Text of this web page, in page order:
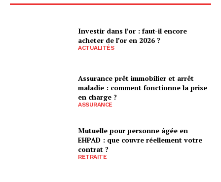
Investir dans l’or : faut-il encore
acheter de l’or en 2026 ?
ACTUALITÉS
Assurance prêt immobilier et arrêt
maladie : comment fonctionne la prise
en charge ?
ASSURANCE
Mutuelle pour personne âgée en
EHPAD : que couvre réellement votre
contrat ?
RETRAITE